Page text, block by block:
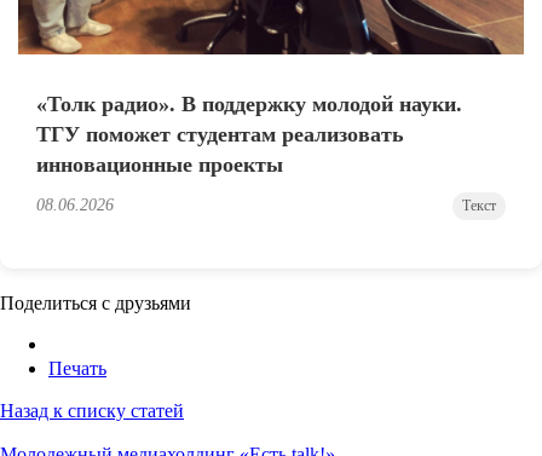
«Толк радио». В поддержку молодой науки.
ТГУ поможет студентам реализовать
инновационные проекты
08.06.2026 Текст
Поделиться с друзьями
Печать
Назад к списку статей